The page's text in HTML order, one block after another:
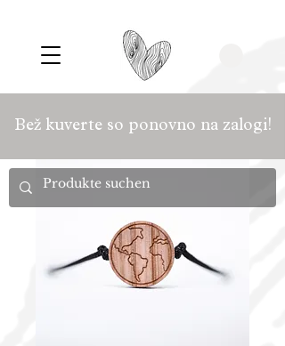
Bež kuverte so ponovno na zalogi!